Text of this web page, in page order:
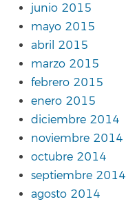
junio 2015
mayo 2015
abril 2015
marzo 2015
febrero 2015
enero 2015
diciembre 2014
noviembre 2014
octubre 2014
septiembre 2014
agosto 2014